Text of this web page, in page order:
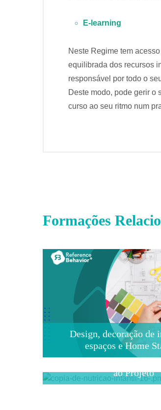
E-learning
Neste Regime tem
equilibrada dos recursos
responsável por todo o
Deste modo, pode gerir o
curso ao seu ritmo num
Formações
Design, decoração de
espaços e Home
Design de Iluminação:
ao Projeto